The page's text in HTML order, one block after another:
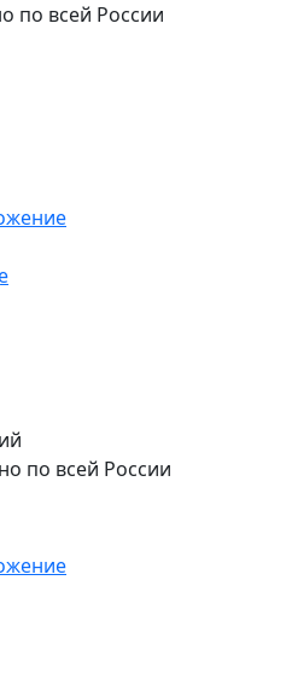
по всей России
по всей России